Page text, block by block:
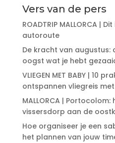
Vers van de pers
ROADTRIP MALLORCA |
autoroute
De kracht van augustus:
oogst wat je hebt
VLIEGEN MET BABY | 10
ontspannen vliegreis
MALLORCA |
vissersdorp aan de
Hoe organiseer je een
het plannen van jouw